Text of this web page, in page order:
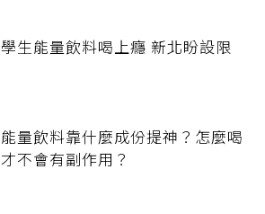
學生能量飲料喝上癮 新北盼設限
能量飲料靠什麼成份提神？怎麼喝
才不會有副作用？